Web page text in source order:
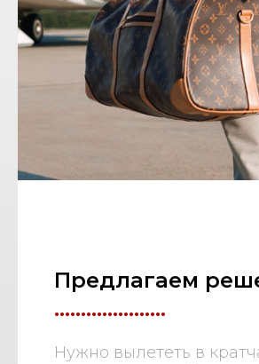
Предлагаем
.....................
Нужно вылететь в